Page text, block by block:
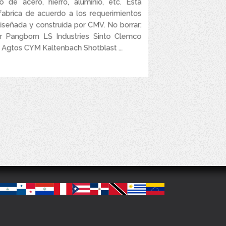
de acero, hierro, aluminio, etc. Esta
de acuerdo a los requerimientos
y construida por CMV. No borrar:
Pangborn LS Industries Sinto Clemco
CYM Kaltenbach Shotblast ...
la toda superficie de la pieza en una sola
operación.